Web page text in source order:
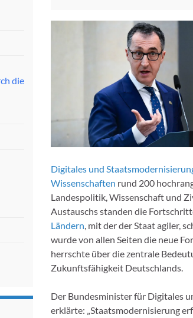
Digitales und
Wissenschaften rund 200
Landespolitik, Wissenschaft und
Austauschs standen die
Ländern, mit der der Staat agiler,
wurde von allen Seiten die neue
herrschte über die zentrale
Zukunftsfähigkeit Deutschlands.
Der Bundesminister für Digitales
erklärte: „Staatsmodernisierung
die